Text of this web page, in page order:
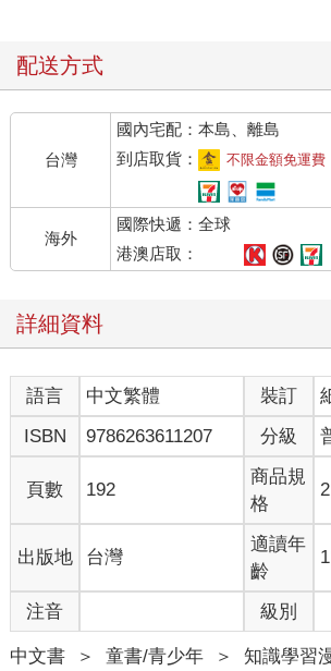
配送方式
台灣
國內宅配：本島、離島
到店取貨：
不限金額免運費
海外
國際快遞：全球
港澳店取：
詳細資料
語言 中文繁體 裝訂
ISBN
9786263611207 分級
頁數 192
商品規
格
出版地 台灣
適讀年
齡
注音 級別
中文書 ＞ 童書/青少年 ＞ 知識學習